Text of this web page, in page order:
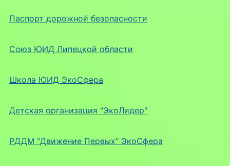
Паспорт дорожной безопасности
Союз ЮИД Липецкой области
Школа ЮИД ЭкоСфера
Детская организация "ЭкоЛидер"
РДДМ "Движение Первых" ЭкоСфера